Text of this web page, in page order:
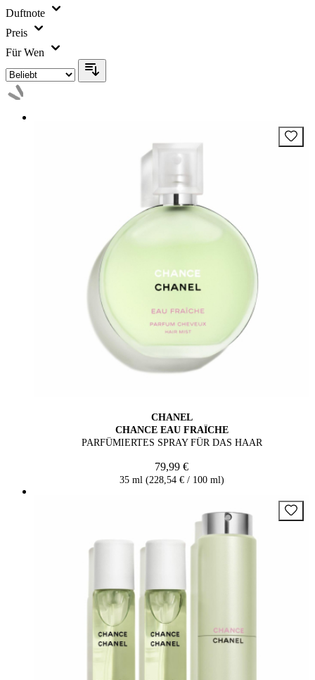
Duftnote
Preis
Für Wen
CHANEL
CHANCE EAU FRAÎCHE
PARFÜMIERTES SPRAY FÜR DAS HAAR
79,99 €
35 ml (228,54 € / 100 ml)